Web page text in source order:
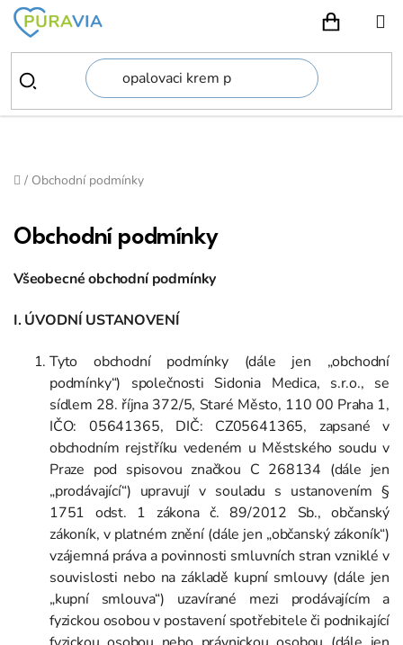
Přejít
obsah
Domů
/ Obchodní podmínky
Obchodní podmínky
Všeobecné obchodní podmínky
I. ÚVODNÍ USTANOVENÍ
Tyto obchodní podmínky (dále jen „obchodní
podmínky“) společnosti Sidonia Medica, s.r.o., se
sídlem 28. října 372/5, Staré Město, 110 00 Praha 1,
IČO: 05641365, DIČ: CZ05641365, zapsané v
obchodním rejstříku vedeném u Městského soudu v
Praze pod spisovou značkou C 268134 (dále jen
„prodávající“) upravují v souladu s ustanovením §
1751 odst. 1 zákona č. 89/2012 Sb., občanský
zákoník, v platném znění (dále jen „občanský zákoník“)
vzájemná práva a povinnosti smluvních stran vzniklé v
souvislosti nebo na základě kupní smlouvy (dále jen
„kupní smlouva“) uzavírané mezi prodávajícím a
fyzickou osobou v postavení spotřebitele či podnikající